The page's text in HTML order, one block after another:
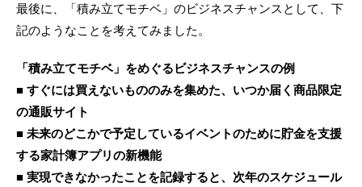
最後に、「積み立てモチベ」のビジネスチャンスとして、下
記のようなことを考えてみました。
「積み立てモチベ」をめぐるビジネスチャンスの例
■ すぐには買えないもののみを集めた、いつか届く商品限定
の通販サイト
■ 未来のどこかで予定しているイベントのために貯金を支援
する家計簿アプリの新機能
■ 実現できなかったことを記録すると、次年のスケジュール